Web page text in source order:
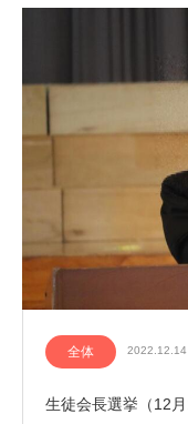
全体 2022.12.14
生徒会長選挙（12月